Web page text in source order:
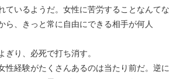
ているようだ。女性に苦労することなんてな
ら、きっと常に自由にできる相手が何人
ぎり、必死で打ち消す。
性経験がたくさんあるのは当たり前だ。逆に